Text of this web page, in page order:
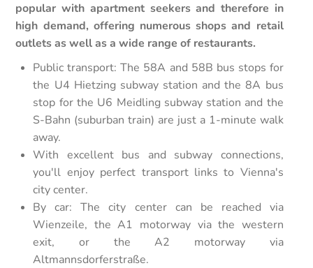
popular with apartment seekers and therefore in
high demand, offering numerous shops and retail
outlets as well as a wide range of restaurants.
Public transport: The 58A and 58B bus stops for
the U4 Hietzing subway station and the 8A bus
stop for the U6 Meidling subway station and the
S-Bahn (suburban train) are just a 1-minute walk
away.
With excellent bus and subway connections,
you'll enjoy perfect transport links to Vienna's
city center.
By car: The city center can be reached via
Wienzeile, the A1 motorway via the western
exit, or the A2 motorway via
Altmannsdorferstraße.